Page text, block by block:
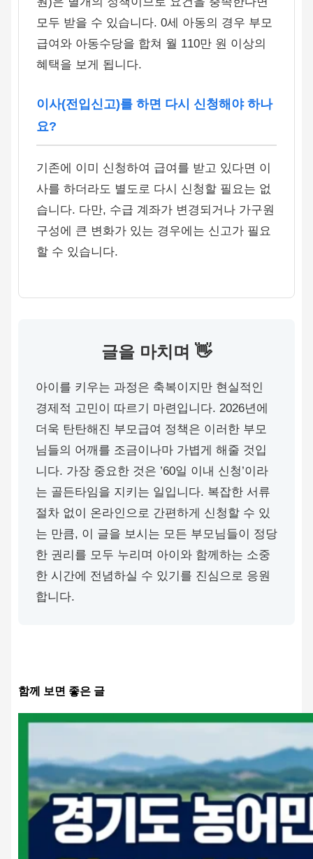
모두 받을 수 있습니다. 0세 아동의 경우 부모
급여와 아동수당을 합쳐 월 110만 원 이상의
혜택을 보게 됩니다.
이사(전입신고)를 하면 다시 신청해야 하나
요?
기존에 이미 신청하여 급여를 받고 있다면 이
사를 하더라도 별도로 다시 신청할 필요는 없
습니다. 다만, 수급 계좌가 변경되거나 가구원
구성에 큰 변화가 있는 경우에는 신고가 필요
할 수 있습니다.
글을 마치며 👋
아이를 키우는 과정은 축복이지만 현실적인
경제적 고민이 따르기 마련입니다. 2026년에
더욱 탄탄해진 부모급여 정책은 이러한 부모
님들의 어깨를 조금이나마 가볍게 해줄 것입
니다. 가장 중요한 것은 ’60일 이내 신청’이라
는 골든타임을 지키는 일입니다. 복잡한 서류
절차 없이 온라인으로 간편하게 신청할 수 있
는 만큼, 이 글을 보시는 모든 부모님들이 정당
한 권리를 모두 누리며 아이와 함께하는 소중
한 시간에 전념하실 수 있기를 진심으로 응원
합니다.
함께 보면 좋은 글